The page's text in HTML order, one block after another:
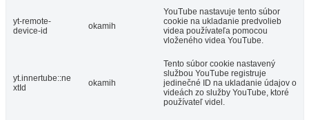
yt-remote-
device-id
okamih
YouTube nastavuje tento súbor
cookie na ukladanie predvolieb
videa používateľa pomocou
vloženého videa YouTube.
yt.innertube::ne
xtId
okamih
Tento súbor cookie nastavený
službou YouTube registruje
jedinečné ID na ukladanie údajov o
videách zo služby YouTube, ktoré
používateľ videl.